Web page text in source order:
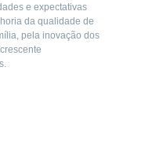
e expectativas
da qualidade de
pela inovação dos